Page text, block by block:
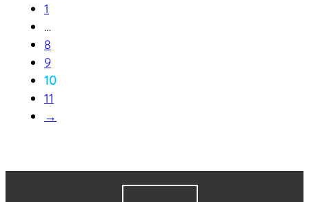
1
…
8
9
10
11
→